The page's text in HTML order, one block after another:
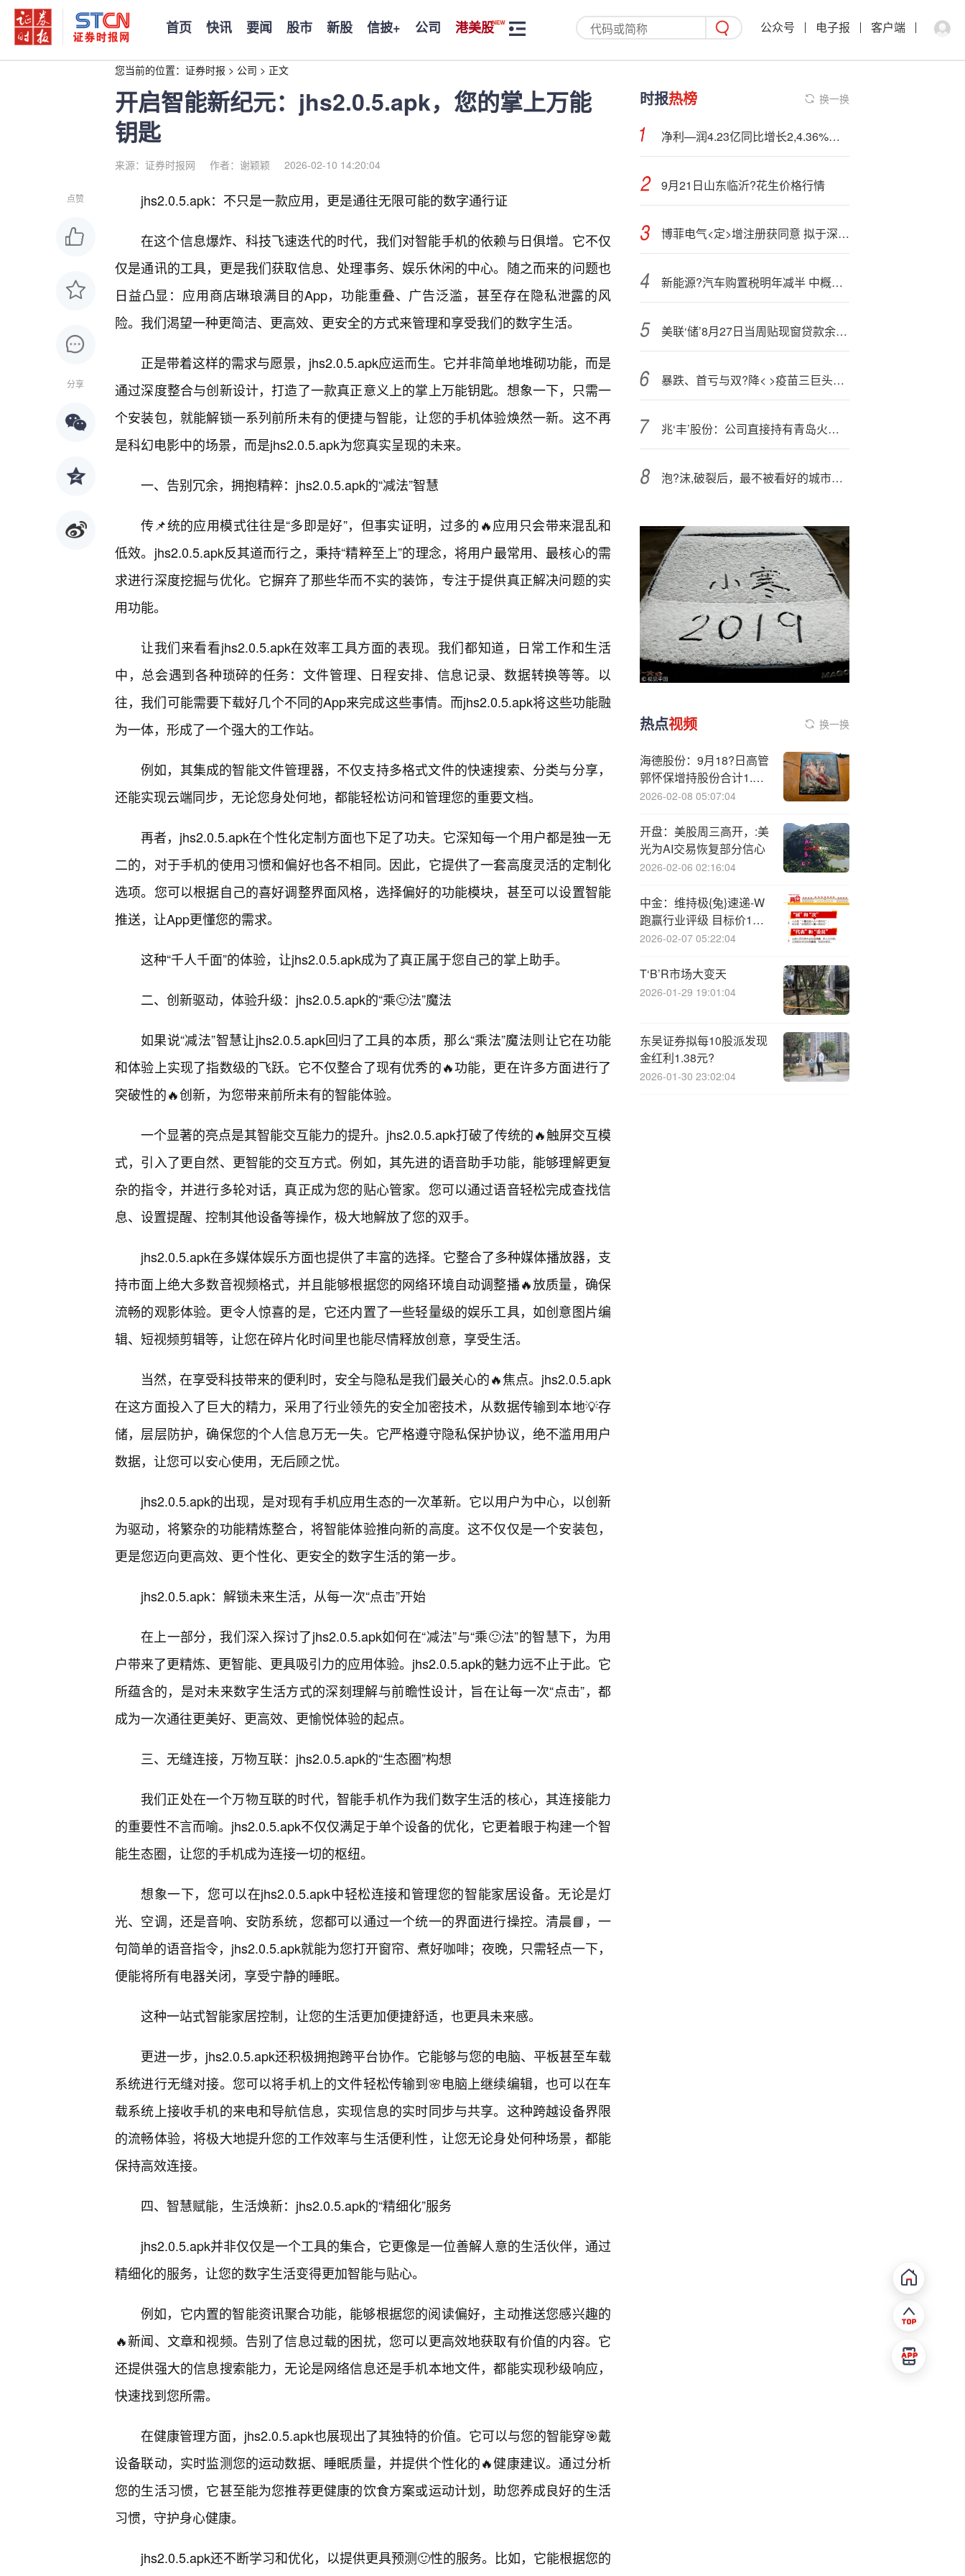
首页 快讯 要闻 股市 新股 信披+ 公司 港美股 公众号 电子报 客户端
您当前的位置： 证券时报 > 公司 > 正文
开启智能新纪元：jhs2.0.5.apk，您的掌上万能
钥匙
来源：证券时报网 作者：谢颖颖 2026-02-10 14:20:04
点赞
分享
jhs2.0.5.apk：不只是一款应用，更是通往无限可能的数字通行证
在这个信息爆炸、科技飞速迭代的时代，我们对智能手机的依赖与日俱增。它不仅
仅是通讯的工具，更是我们获取信息、处理事务、娱乐休闲的中心。随之而来的问题也
日益凸显：应用商店琳琅满目的App，功能重叠、广告泛滥，甚至存在隐私泄露的风
险。我们渴望一种更简洁、更高效、更安全的方式来管理和享受我们的数字生活。
正是带着这样的需求与愿景，jhs2.0.5.apk应运而生。它并非简单地堆砌功能，而是
通过深度整合与创新设计，打造了一款真正意义上的掌上万能钥匙。想象一下，只需一
个安装包，就能解锁一系列前所未有的便捷与智能，让您的手机体验焕然一新。这不再
是科幻电影中的场景，而是jhs2.0.5.apk为您真实呈现的未来。
一、告别冗余，拥抱精粹：jhs2.0.5.apk的“减法”智慧
传📌统的应用模式往往是“多即是好”，但事实证明，过多的🔥应用只会带来混乱和
低效。jhs2.0.5.apk反其道而行之，秉持“精粹至上”的理念，将用户最常用、最核心的需
求进行深度挖掘与优化。它摒弃了那些华而不实的装饰，专注于提供真正解决问题的实
用功能。
让我们来看看jhs2.0.5.apk在效率工具方面的表现。我们都知道，日常工作和生活
中，总会遇到各种琐碎的任务：文件管理、日程安排、信息记录、数据转换等等。以
往，我们可能需要下载好几个不同的App来完成这些事情。而jhs2.0.5.apk将这些功能融
为一体，形成了一个强大的工作站。
例如，其集成的智能文件管理器，不仅支持多格式文件的快速搜索、分类与分享，
还能实现云端同步，无论您身处何地，都能轻松访问和管理您的重要文档。
再者，jhs2.0.5.apk在个性化定制方面也下足了功夫。它深知每一个用户都是独一无
二的，对于手机的使用习惯和偏好也各不相同。因此，它提供了一套高度灵活的定制化
选项。您可以根据自己的喜好调整界面风格，选择偏好的功能模块，甚至可以设置智能
推送，让App更懂您的需求。
这种“千人千面”的体验，让jhs2.0.5.apk成为了真正属于您自己的掌上助手。
二、创新驱动，体验升级：jhs2.0.5.apk的“乘🙂法”魔法
如果说“减法”智慧让jhs2.0.5.apk回归了工具的本质，那么“乘法”魔法则让它在功能
和体验上实现了指数级的飞跃。它不仅整合了现有优秀的🔥功能，更在许多方面进行了
突破性的🔥创新，为您带来前所未有的智能体验。
一个显著的亮点是其智能交互能力的提升。jhs2.0.5.apk打破了传统的🔥触屏交互模
式，引入了更自然、更智能的交互方式。例如，其先进的语音助手功能，能够理解更复
杂的指令，并进行多轮对话，真正成为您的贴心管家。您可以通过语音轻松完成查找信
息、设置提醒、控制其他设备等操作，极大地解放了您的双手。
jhs2.0.5.apk在多媒体娱乐方面也提供了丰富的选择。它整合了多种媒体播放器，支
持市面上绝大多数音视频格式，并且能够根据您的网络环境自动调整播🔥放质量，确保
流畅的观影体验。更令人惊喜的是，它还内置了一些轻量级的娱乐工具，如创意图片编
辑、短视频剪辑等，让您在碎片化时间里也能尽情释放创意，享受生活。
当然，在享受科技带来的便利时，安全与隐私是我们最关心的🔥焦点。jhs2.0.5.apk
在这方面投入了巨大的精力，采用了行业领先的安全加密技术，从数据传输到本地💡存
储，层层防护，确保您的个人信息万无一失。它严格遵守隐私保护协议，绝不滥用用户
数据，让您可以安心使用，无后顾之忧。
jhs2.0.5.apk的出现，是对现有手机应用生态的一次革新。它以用户为中心，以创新
为驱动，将繁杂的功能精炼整合，将智能体验推向新的高度。这不仅仅是一个安装包，
更是您迈向更高效、更个性化、更安全的数字生活的第一步。
jhs2.0.5.apk：解锁未来生活，从每一次“点击”开始
在上一部分，我们深入探讨了jhs2.0.5.apk如何在“减法”与“乘🙂法”的智慧下，为用
户带来了更精炼、更智能、更具吸引力的应用体验。jhs2.0.5.apk的魅力远不止于此。它
所蕴含的，是对未来数字生活方式的深刻理解与前瞻性设计，旨在让每一次“点击”，都
成为一次通往更美好、更高效、更愉悦体验的起点。
三、无缝连接，万物互联：jhs2.0.5.apk的“生态圈”构想
我们正处在一个万物互联的时代，智能手机作为我们数字生活的核心，其连接能力
的重要性不言而喻。jhs2.0.5.apk不仅仅满足于单个设备的优化，它更着眼于构建一个智
能生态圈，让您的手机成为连接一切的枢纽。
想象一下，您可以在jhs2.0.5.apk中轻松连接和管理您的智能家居设备。无论是灯
光、空调，还是音响、安防系统，您都可以通过一个统一的界面进行操控。清晨📘，一
句简单的语音指令，jhs2.0.5.apk就能为您打开窗帘、煮好咖啡；夜晚，只需轻点一下，
便能将所有电器关闭，享受宁静的睡眠。
这种一站式智能家居控制，让您的生活更加便捷舒适，也更具未来感。
更进一步，jhs2.0.5.apk还积极拥抱跨平台协作。它能够与您的电脑、平板甚至车载
系统进行无缝对接。您可以将手机上的文件轻松传输到🌸电脑上继续编辑，也可以在车
载系统上接收手机的来电和导航信息，实现信息的实时同步与共享。这种跨越设备界限
的流畅体验，将极大地提升您的工作效率与生活便利性，让您无论身处何种场景，都能
保持高效连接。
四、智慧赋能，生活焕新：jhs2.0.5.apk的“精细化”服务
jhs2.0.5.apk并非仅仅是一个工具的集合，它更像是一位善解人意的生活伙伴，通过
精细化的服务，让您的数字生活变得更加智能与贴心。
例如，它内置的智能资讯聚合功能，能够根据您的阅读偏好，主动推送您感兴趣的
🔥新闻、文章和视频。告别了信息过载的困扰，您可以更高效地获取有价值的内容。它
还提供强大的信息搜索能力，无论是网络信息还是手机本地文件，都能实现秒级响应，
快速找到您所需。
在健康管理方面，jhs2.0.5.apk也展现出了其独特的价值。它可以与您的智能穿🎯戴
设备联动，实时监测您的运动数据、睡眠质量，并提供个性化的🔥健康建议。通过分析
您的生活习惯，它甚至能为您推荐更健康的饮食方案或运动计划，助您养成良好的生活
习惯，守护身心健康。
jhs2.0.5.apk还不断学习和优化，以提供更具预测🙂性的服务。比如，它能根据您的
时报热榜 换一换
净利—润4.23亿同比增长2,4.36%！首份上市券商半年报出炉 西南证券营收净利双增
9月21日山东临沂?花生价格行情
博菲电气<定>增注册获同意 拟于深交所上市
新能源?汽车购置税明年减半 中概新能源车盘前上涨 小鹏汽车(XPEV)涨5.47%
美联‘储’8月27日当周贴现窗贷款余额41.9亿美元
暴跌、首亏与双?降< >疫苗三巨头突围自救
兆‘丰’股份：公司直接持有青岛火眼瑞祥一号产业投资合伙企业（有限合伙）21.3577%的股权
泡?沫,破裂后，最不被看好的城市，逆袭了
热点视频 换一换
海德股份：9月18?日高管
郭怀保增持股份合计1.2
万股
2026-02-08 05:07:04
开盘：美股周三高开，:美
光为AI交易恢复部分信心
2026-02-06 02:16:04
中金：维持极{兔}速递-W
跑赢行业评级 目标价11.1
港元
2026-02-07 05:22:04
T‘B’R市场大变天
2026-01-29 19:01:04
东吴证券拟每10股派发现
金红利1.38元?
2026-01-30 23:02:04